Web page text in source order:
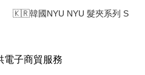
🇰🇷韓國NYU NYU 髮夾系列 S
電子商貿服務